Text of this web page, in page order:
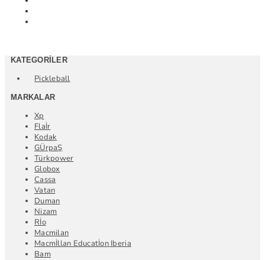
KATEGORILER
Pickleball
MARKALAR
Xp
Flaİr
Kodak
GÜrpaŞ
Türkpower
Globox
Cassa
Vatan
Duman
Nizam
Rİo
Macmilan
Macmİllan Educatİon Iberia
Bam